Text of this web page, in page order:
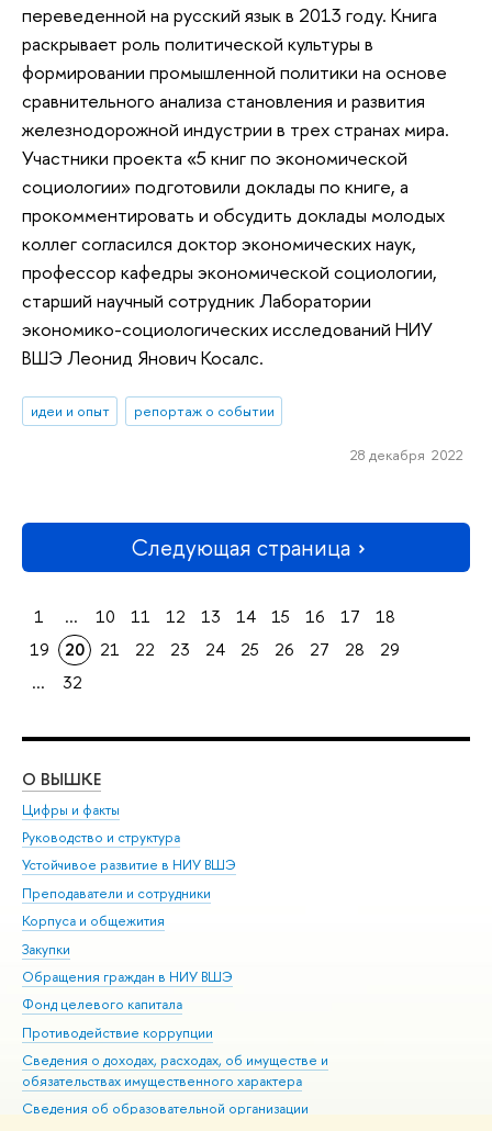
переведенной на русский язык в 2013 году. Книга
раскрывает роль политической культуры в
формировании промышленной политики на основе
сравнительного анализа становления и развития
железнодорожной индустрии в трех странах мира.
Участники проекта «5 книг по экономической
социологии» подготовили доклады по книге, а
прокомментировать и обсудить доклады молодых
коллег согласился доктор экономических наук,
профессор кафедры экономической социологии,
старший научный сотрудник Лаборатории
экономико-социологических исследований НИУ
ВШЭ Леонид Янович Косалс.
идеи и опыт репортаж о событии
28 декабря 2022
Следующая страница
1 ... 10 11 12 13 14 15 16 17
18
19
20 21 22 23 24 25 26 27 28
29
...
32
О ВЫШКЕ
Цифры и факты
Руководство и структура
Устойчивое развитие в НИУ ВШЭ
Преподаватели и сотрудники
Корпуса и общежития
Закупки
Обращения граждан в НИУ ВШЭ
Фонд целевого капитала
Противодействие коррупции
Сведения о доходах, расходах, об имуществе и
обязательствах имущественного характера
Сведения об образовательной организации